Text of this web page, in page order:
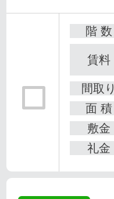
階 数
賃料
間取り
面 積
敷金
礼金